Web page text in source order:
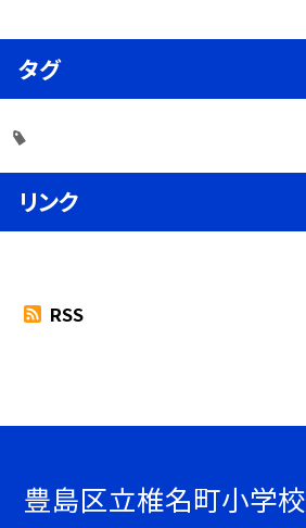
タグ
リンク
RSS
豊島区立椎名町小学校